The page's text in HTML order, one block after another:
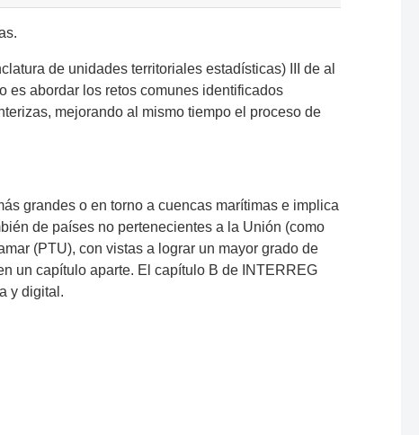
de unidades territoriales estadísticas) III de al
es abordar los retos comunes identificados
mejorando al mismo tiempo el proceso de
grandes o en torno a cuencas marítimas e implica
de países no pertenecientes a la Unión (como
(PTU), con vistas a lograr un mayor grado de
un capítulo aparte. El capítulo B de INTERREG
y digital.